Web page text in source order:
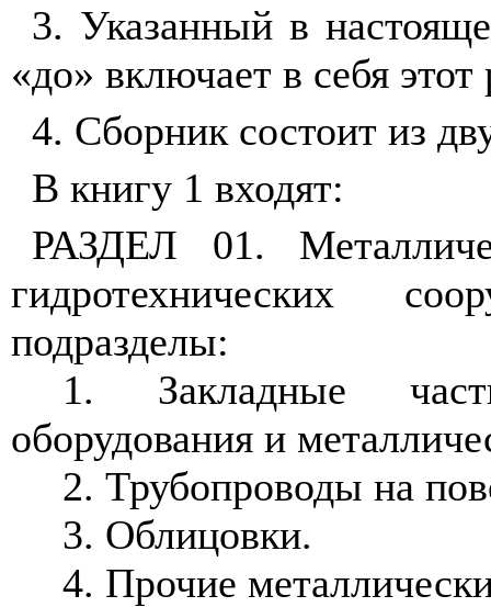
3. Указанный в
«до» включает в себя этот
4. Сборник состоит из
В книгу 1 входят:
РАЗДЕЛ 01.
гидротехнических
подразделы:
1. Закладные
оборудования и
2. Трубопроводы на
3. Облицовки.
4. Прочие